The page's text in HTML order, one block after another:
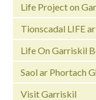
Life Project on
Tionscadal LIFE
Life On Garriskil
Saol ar Phortach
Visit Garriskil